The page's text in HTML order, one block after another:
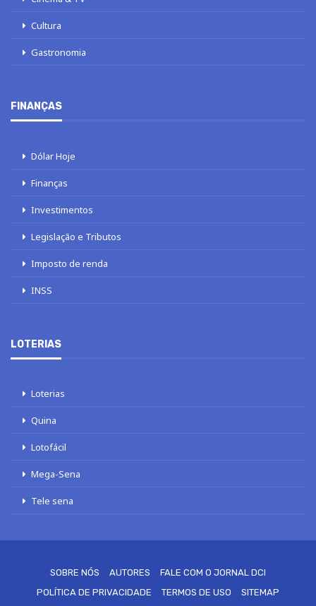
Cultura
Gastronomia
FINANÇAS
Dólar Hoje
Finanças
Investimentos
Legislação e Tributos
Imposto de renda
INSS
LOTERIAS
Loterias
Quina
Lotofácil
Mega-Sena
Tele sena
SOBRE NÓS AUTORES
FALE COM O JORNAL DCI
POLÍTICA DE PRIVACIDADE
TERMOS DE USO SITEMAP
desejar.
Aceito Mais detalhes